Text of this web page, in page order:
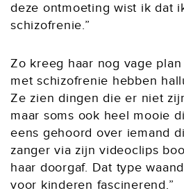
deze ontmoeting wist ik dat
schizofrenie.”
Zo kreeg haar nog vage
met schizofrenie hebben
Ze zien dingen die er niet
maar soms ook heel mooie
eens gehoord over iemand
zanger via zijn videoclips
haar doorgaf. Dat type
voor kinderen fascinerend.”